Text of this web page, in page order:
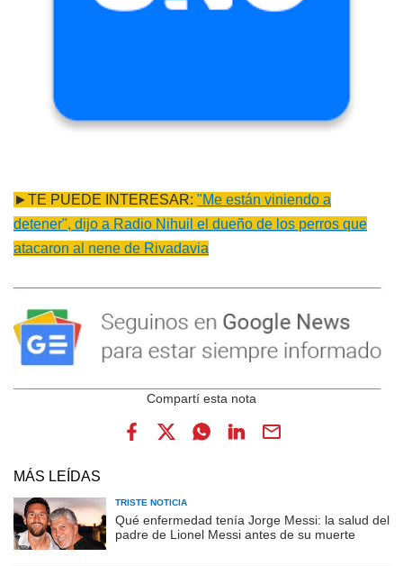
►TE PUEDE INTERESAR: "Me están viniendo a
detener", dijo a Radio Nihuil el dueño de los perros que
atacaron al nene de Rivadavia
MÁS LEÍDAS
TRISTE NOTICIA
Qué enfermedad tenía Jorge Messi: la salud del
padre de Lionel Messi antes de su muerte